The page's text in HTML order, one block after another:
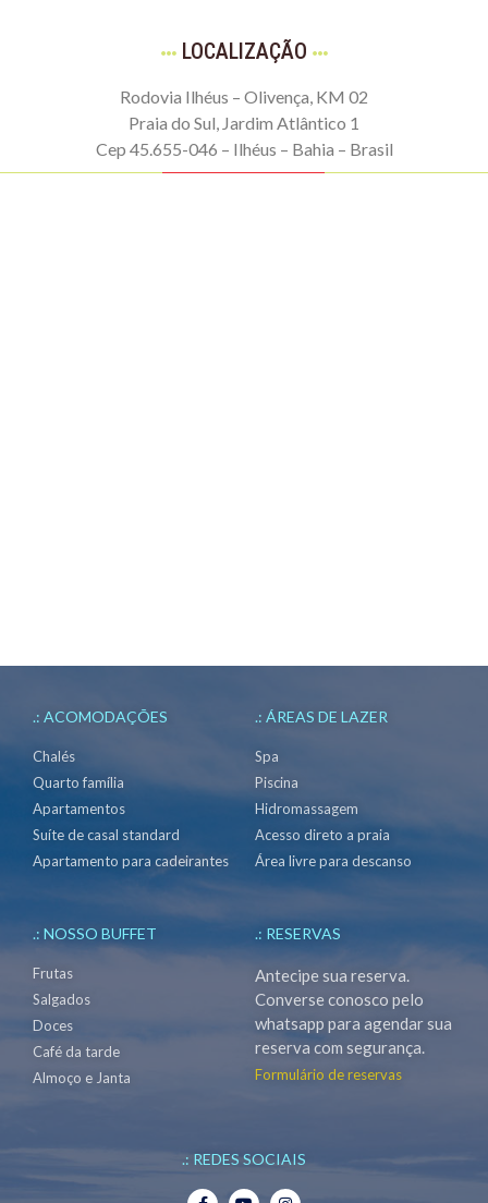
LOCALIZAÇÃO
Rodovia Ilhéus – Olivença, KM 02
Praia do Sul, Jardim Atlântico 1
Cep 45.655-046 – Ilhéus – Bahia – Brasil
.: ACOMODAÇÕES
Chalés
Quarto família
Apartamentos
Suíte de casal standard
Apartamento para cadeirantes
.: ÁREAS DE LAZER
Spa
Piscina
Hidromassagem
Acesso direto a praia
Área livre para descanso
.: NOSSO BUFFET
Frutas
Salgados
Doces
Café da tarde
Almoço e Janta
.: RESERVAS
Antecipe sua reserva.
Converse conosco pelo
whatsapp para agendar sua
reserva com segurança.
Formulário de reservas
.: REDES SOCIAIS